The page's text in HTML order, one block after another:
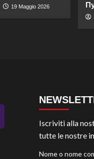
19 Maggio 2026
Iscriviti alla
tutte le nostre
Nome o nome